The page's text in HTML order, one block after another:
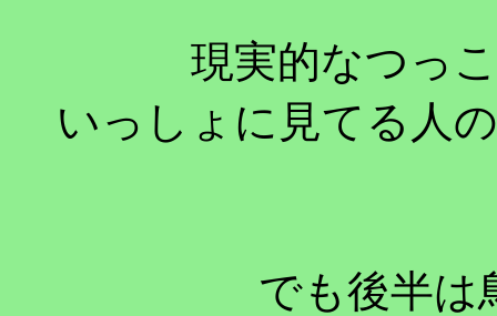
現実的なつっ
いっしょに見てる人
でも後半は